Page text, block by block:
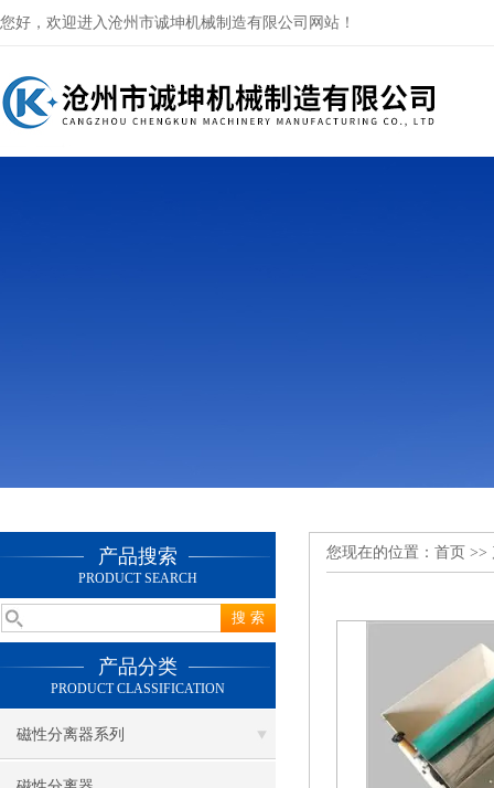
您好，欢迎进入沧州市诚坤机械制造有限公司网站！
产品搜索
PRODUCT SEARCH
产品分类
PRODUCT CLASSIFICATION
磁性分离器系列
您现在的位置： 首页 >>